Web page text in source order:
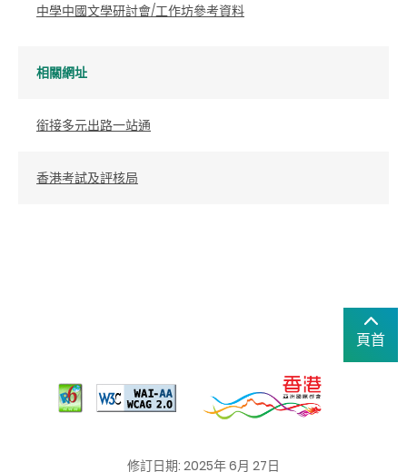
中學中國文學研討會/工作坊參考資料
相關網址
銜接多元出路一站通
香港考試及評核局
頁首
修訂日期: 2025年 6月 27日